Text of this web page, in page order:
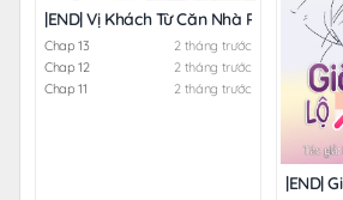
|END| Vị Khách Từ Căn Nhà Phía Sau
Chap 13
2 tháng trước
Chap 12
2 tháng trước
Chap 11
2 tháng trước
|END|